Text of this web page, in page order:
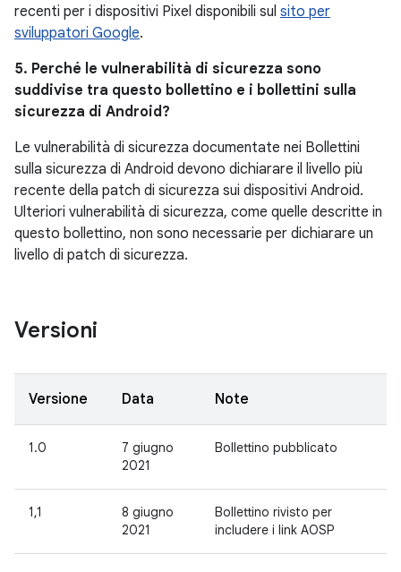
recenti per i dispositivi Pixel disponibili sul sito per
sviluppatori Google.
5. Perché le vulnerabilità di sicurezza sono
suddivise tra questo bollettino e i bollettini sulla
sicurezza di Android?
Le vulnerabilità di sicurezza documentate nei Bollettini
sulla sicurezza di Android devono dichiarare il livello più
recente della patch di sicurezza sui dispositivi Android.
Ulteriori vulnerabilità di sicurezza, come quelle descritte in
questo bollettino, non sono necessarie per dichiarare un
livello di patch di sicurezza.
Versioni
Versione Data Note
1.0
7 giugno
2021
Bollettino pubblicato
1,1
8 giugno
2021
Bollettino rivisto per
includere i link AOSP